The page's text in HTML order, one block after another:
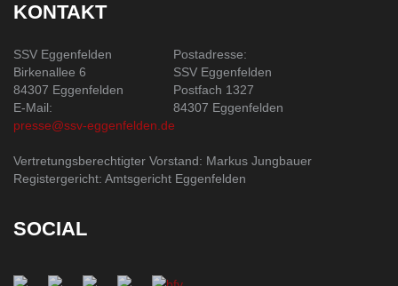
KONTAKT
SSV Eggenfelden
Birkenallee 6
84307 Eggenfelden
E-Mail:
presse@ssv-eggenfelden.de
Postadresse:
SSV Eggenfelden
Postfach 1327
84307 Eggenfelden
Vertretungsberechtigter Vorstand: Markus Jungbauer
Registergericht: Amtsgericht Eggenfelden
SOCIAL